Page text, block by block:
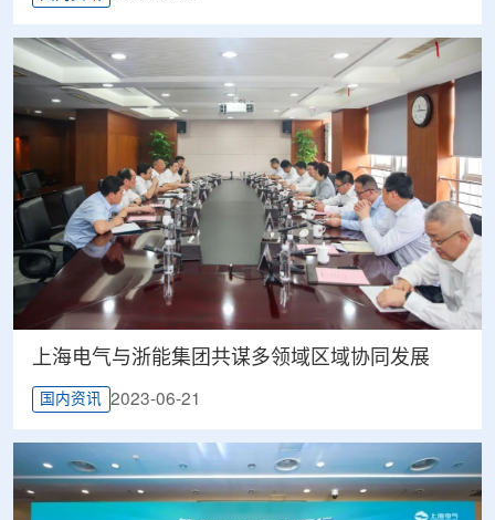
上海电气与浙能集团共谋多领域区域协同发展
国内资讯 2023-06-21